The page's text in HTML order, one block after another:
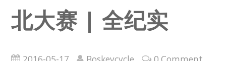
北大赛 | 全纪实